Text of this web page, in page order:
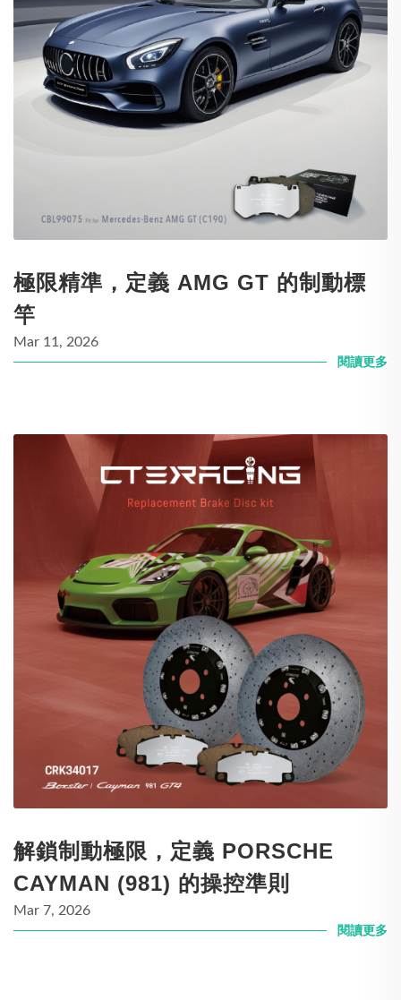
極限精準，定義 AMG GT 的制動標
竿
Mar 11, 2026
閱讀更多
解鎖制動極限，定義 PORSCHE
CAYMAN (981) 的操控準則
Mar 7, 2026
閱讀更多